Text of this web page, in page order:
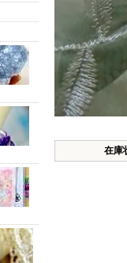
在庫